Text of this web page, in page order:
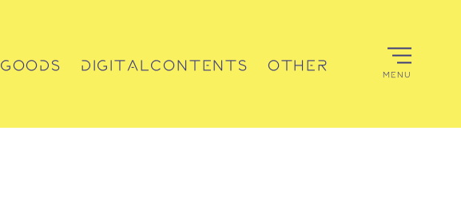
GOODS DIGITALCONTENTS OTHER MENU